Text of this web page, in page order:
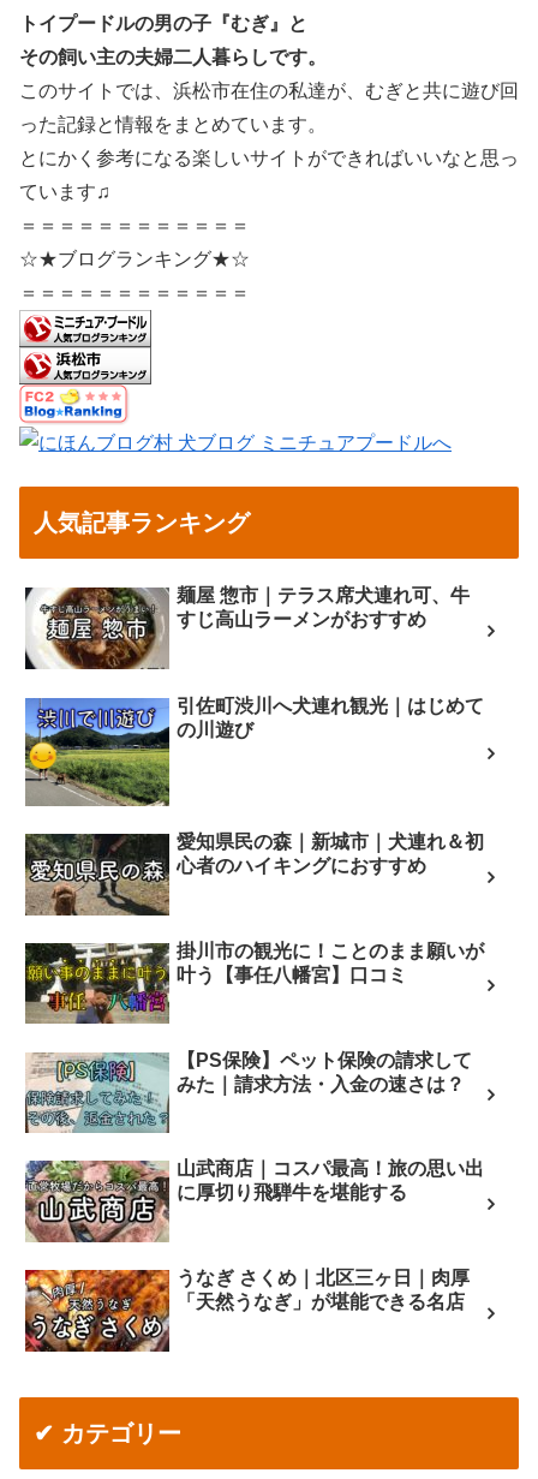
トイプードルの男の子『むぎ』と
その飼い主の夫婦二人暮らしです。
このサイトでは、浜松市在住の私達が、むぎと共に遊び回
った記録と情報をまとめています。
とにかく参考になる楽しいサイトができればいいなと思っ
ています♫
＝＝＝＝＝＝＝＝＝＝＝＝
☆★ブログランキング★☆
＝＝＝＝＝＝＝＝＝＝＝＝
人気記事ランキング
麺屋 惣市｜テラス席犬連れ可、牛
すじ高山ラーメンがおすすめ
引佐町渋川へ犬連れ観光｜はじめて
の川遊び
愛知県民の森｜新城市｜犬連れ＆初
心者のハイキングにおすすめ
掛川市の観光に！ことのまま願いが
叶う【事任八幡宮】口コミ
【PS保険】ペット保険の請求して
みた｜請求方法・入金の速さは？
山武商店｜コスパ最高！旅の思い出
に厚切り飛騨牛を堪能する
うなぎ さくめ｜北区三ヶ日｜肉厚
「天然うなぎ」が堪能できる名店
✔ カテゴリー